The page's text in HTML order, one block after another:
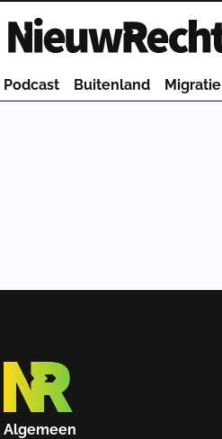
Homepage van NieuwRechts
Podcast Buitenland Migratie
Algemeen